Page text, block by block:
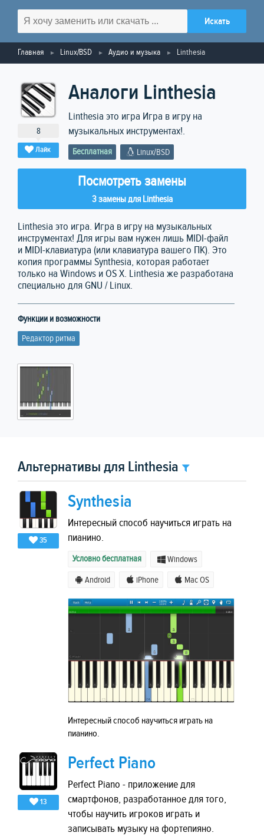
Главная Linux/BSD Аудио и музыка Linthesia
8
Лайк
Аналоги Linthesia
Linthesia это игра Игра в игру на
музыкальных инструментах!.
Бесплатная Linux/BSD
Посмотреть замены
3 замены для Linthesia
Linthesia это игра. Игра в игру на музыкальных
инструментах! Для игры вам нужен лишь MIDI-файл
и MIDI-клавиатура (или клавиатура вашего ПК). Это
копия программы Synthesia, которая работает
только на Windows и OS X. Linthesia же разработана
специально для GNU / Linux.
Функции и возможности
Редактор ритма
Альтернативы для Linthesia
35
Synthesia
Интересный способ научиться играть на
пианино.
Условно бесплатная Windows
Android iPhone Mac OS
Интересный способ научиться играть на
пианино.
13
Perfect Piano
Perfect Piano - приложение для
смартфонов, разработанное для того,
чтобы научить игроков играть и
записывать музыку на фортепияно.